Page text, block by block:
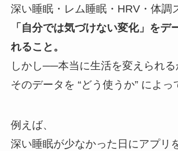
深い睡眠・レム睡眠・HRV・体調
「自分では気づけない変化」をデ
れること。
しかし──本当に生活を変えられる
そのデータを “どう使うか” によっ
例えば、
深い睡眠が少なかった日にアプリ